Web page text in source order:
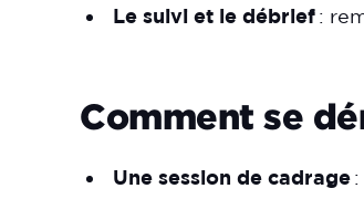
Le suivi et le débrief :
Comment se
Une session de cadrage